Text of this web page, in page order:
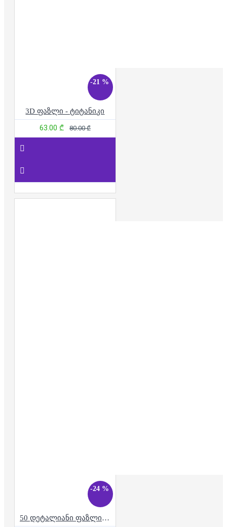
-21 %
3D ფაზლი - ტიტანიკი
63.00 ₾ 80.00 ₾
-24 %
50 დეტალიანი ფაზლი - ვეფხვების ოჯახი